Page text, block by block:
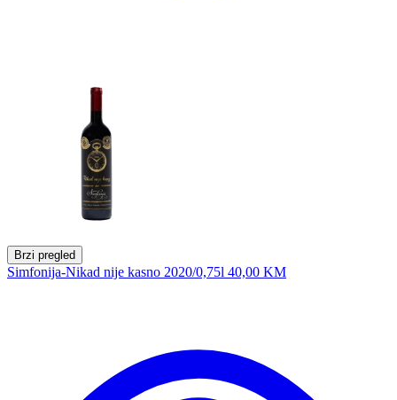
Brzi pregled
Simfonija-Nikad nije kasno 2020/0,75l 40,00 KM